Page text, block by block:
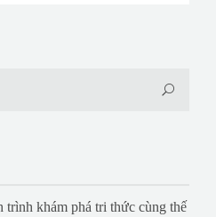
khám phá tri thức cùng thế